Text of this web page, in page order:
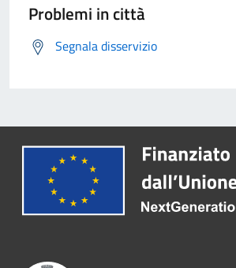
Problemi in città
Segnala disservizio